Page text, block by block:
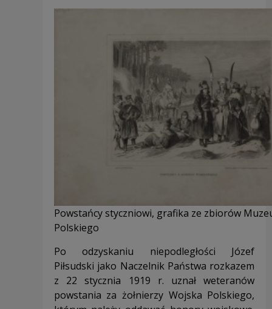
Powstańcy styczniowi, grafika ze zbiorów
Polskiego
Po odzyskaniu niepodległości Józef
Piłsudski jako Naczelnik Państwa rozkazem
z 22 stycznia 1919 r. uznał weteranów
powstania za żołnierzy Wojska Polskiego,